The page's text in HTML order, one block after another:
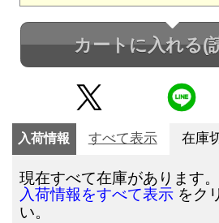
カートに入れる(
入荷情報 すべて表示 在庫
現在すべて在庫があります。
入荷情報をすべて表示 をク
い。